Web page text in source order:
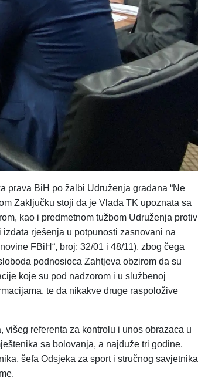
prava BiH po žalbi Udruženja građana “Ne
Zaključku stoji da je Vlada TK upoznata sa
kao i predmetnom tužbom Udruženja protiv
rješenja u potpunosti zasnovani na
FBiH“, broj: 32/01 i 48/11), zbog čega
podnosioca Zahtjeva obzirom da su
koje su pod nadzorom i u službenoj
te da nikakve druge raspoložive
referenta za kontrolu i unos obrazaca u
sa bolovanja, a najduže tri godine.
šefa Odsjeka za sport i stručnog savjetnika